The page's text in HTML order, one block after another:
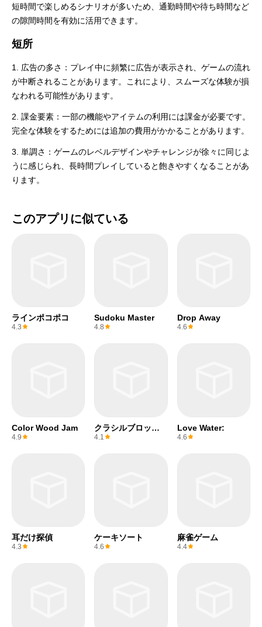
短時間で楽しめるシナリオが多いため、通勤時間や待ち時間など
の隙間時間を有効に活用できます。
短所
1. 広告の多さ：プレイ中に頻繁に広告が表示され、ゲームの流れ
が中断されることがあります。これにより、スムーズな体験が損
なわれる可能性があります。
2. 課金要素：一部の機能やアイテムの利用には課金が必要です。
完全な体験をするためには追加の費用がかかることがあります。
3. 単調さ：ゲームのレベルデザインやチャレンジが徐々に同じよ
うに感じられ、長時間プレイしていると飽きやすくなることがあ
ります。
このアプリに似ている
ラインポコポコ
4.3
Sudoku Master
4.8
Drop Away
4.6
Color Wood Jam
4.9
クラシルブロック
パズル ポイ活ゲ
4.1
Love Water:
4.6
耳だけ探偵
4.3
ケーキソート
4.6
麻雀ゲーム
4.4